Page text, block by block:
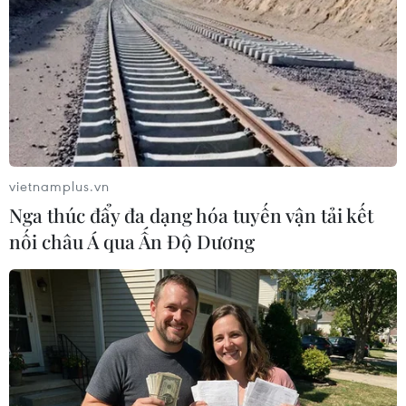
Việt Nam kêu gọi giảm leo thang căng thẳng
tại khu vực Trung Đông
Israel thúc đẩy phê duyệt 34 khu định cư mới tại
Bờ Tây
TIN LIÊN QUAN
vietnamplus.vn
Nga thúc đẩy đa dạng hóa tuyến vận tải kết
nối châu Á qua Ấn Độ Dương